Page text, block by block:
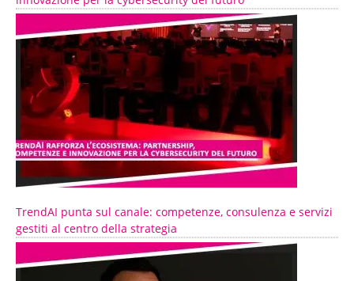
TrendAI punta sul canale: competenze, consulenza e servizi
gestiti al centro della strategia